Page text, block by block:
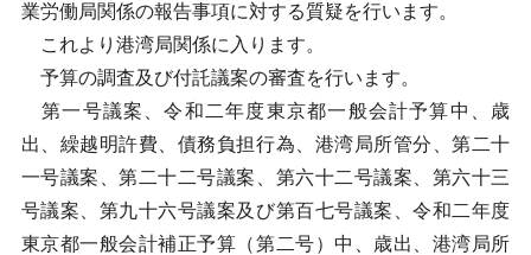
業労働局関係の報告事項に対する質疑を行います。
これより港湾局関係に入ります。
予算の調査及び付託議案の審査を行います。
第一号議案、令和二年度東京都一般会計予算中、歳
出、繰越明許費、債務負担行為、港湾局所管分、第二十
一号議案、第二十二号議案、第六十二号議案、第六十三
号議案、第九十六号議案及び第百七号議案、令和二年度
東京都一般会計補正予算（第二号）中、歳出、港湾局所